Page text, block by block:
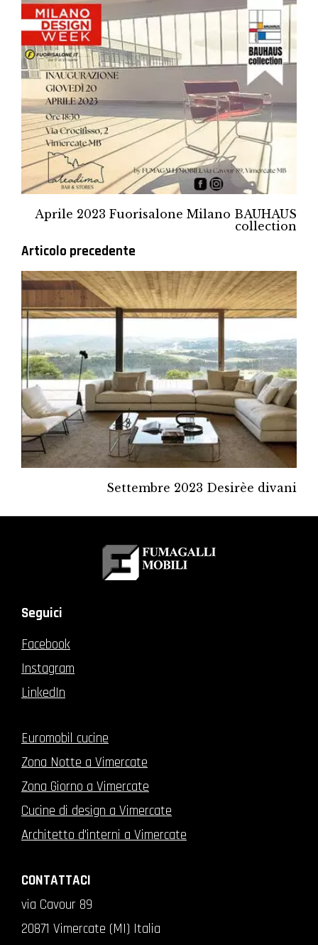
Aprile 2023 Fuorisalone Milano BAUHAUS
collection
Articolo precedente
Settembre 2023 Desirèe divani
Seguici
Facebook
Instagram
LinkedIn
Euromobil cucine
Zona Notte a Vimercate
Zona Giorno a Vimercate
Cucine di design a Vimercate
Architetto d'interni a Vimercate
CONTATTACI
via Cavour 89
20871 Vimercate (MI) Italia